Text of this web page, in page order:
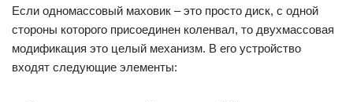
Если одномассовый маховик – это просто диск, с одной
стороны которого присоединен коленвал, то двухмассовая
модификация это целый механизм. В его устройство
входят следующие элементы: